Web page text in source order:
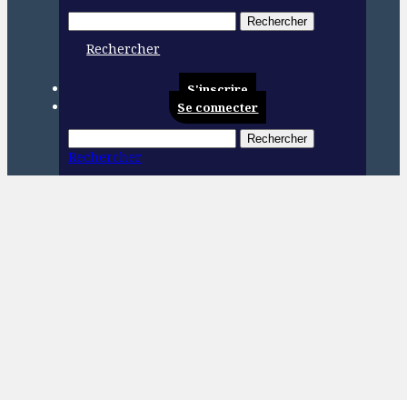
Rechercher
Rechercher
S'inscrire
Se connecter
Rechercher
Rechercher